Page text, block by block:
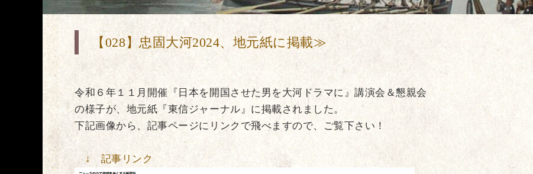
【028】忠固大河2024、地元紙に掲載≫
令和６年１１月開催『日本を開国させた男を大河ドラマに』講演会＆懇親会
の様子が、地元紙『東信ジャーナル』に掲載されました。
下記画像から、記事ページにリンクで飛べますので、ご覧下さい！
↓ 記事リンク